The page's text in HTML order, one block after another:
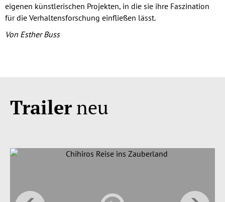
eigenen künstlerischen Projekten, in die sie ihre Faszination
für die Verhaltensforschung einfließen lässt.
Von Esther Buss
Trailerneu